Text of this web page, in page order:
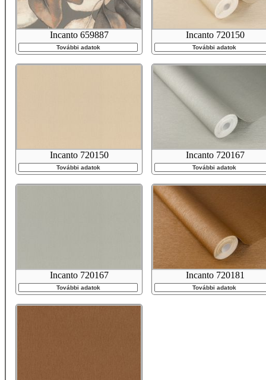
Incanto 659887
További adatok
Incanto 720150
További adatok
Incanto 720150
További adatok
Incanto 720167
További adatok
Incanto 720167
További adatok
Incanto 720181
További adatok